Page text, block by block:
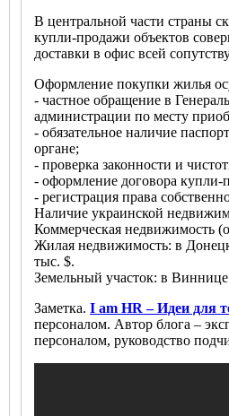
В центральной части страны
купли-продажи объектов
доставки в офис всей
Оформление покупки жилья
- частное обращение в
администрации по месту
- обязательное наличие
органе;
- проверка законности и
- оформление договора купли-
- регистрация права
Наличие украинской
Коммерческая недвижимость
Жилая недвижимость: в
тыс. $.
Земельный участок: в
Заметка. I am HR – Идеи для
персоналом. Автор блога –
персоналом, руководство